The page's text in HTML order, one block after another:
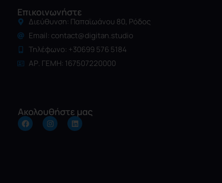
Επικοινωνήστε
Διεύθυνση: Παπαϊωάνου 80, Ρόδος
Email: contact@digitan.studio
Τηλέφωνο: +30699 576 5184
ΑΡ. ΓΕΜΗ: 167507220000
Ακολουθήστε μας